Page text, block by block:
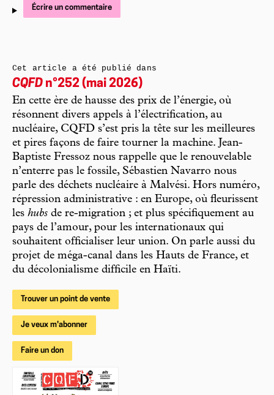
Écrire un commentaire
Cet article a été publié dans
CQFD n°252 (mai 2026)
En cette ère de hausse des prix de l’énergie, où
résonnent divers appels à l’électrification, au
nucléaire, CQFD s’est pris la tête sur les meilleures
et pires façons de faire tourner la machine. Jean-
Baptiste Fressoz nous rappelle que le renouvelable
n’enterre pas le fossile, Sébastien Navarro nous
parle des déchets nucléaire à Malvési. Hors numéro,
répression administrative : en Europe, où fleurissent
les hubs de re-migration ; et plus spécifiquement au
pays de l’amour, pour les internationaux qui
souhaitent officialiser leur union. On parle aussi du
projet de méga-canal dans les Hauts de France, et
du décolonialisme difficile en Haïti.
Trouver un point de vente
Je veux m'abonner
Faire un don